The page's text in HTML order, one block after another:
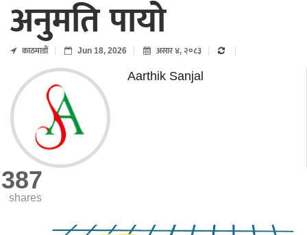
अनुमति पायो
काठमाडाैं Jun 18, 2026 असार ४, २०८३
Aarthik Sanjal
387
shares